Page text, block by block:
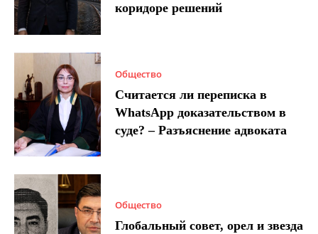
коридоре решений
Общество
Считается ли переписка в
WhatsApp доказательством в
суде? – Разъяснение адвоката
Общество
Глобальный совет, орел и звезда